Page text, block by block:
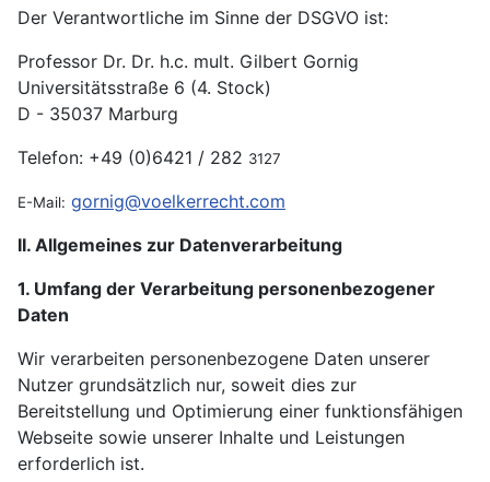
Der Verantwortliche im Sinne der DSGVO ist:
Professor Dr. Dr. h.c. mult. Gilbert Gornig
Universitätsstraße 6 (4. Stock)
D - 35037 Marburg
Telefon: +49 (0)6421 / 282 3127
E-Mail: gornig@voelkerrecht.com
II. Allgemeines zur Datenverarbeitung
1. Umfang der Verarbeitung personenbezogener
Daten
Wir verarbeiten personenbezogene Daten unserer
Nutzer grundsätzlich nur, soweit dies zur
Bereitstellung und Optimierung einer funktionsfähigen
Webseite sowie unserer Inhalte und Leistungen
erforderlich ist.